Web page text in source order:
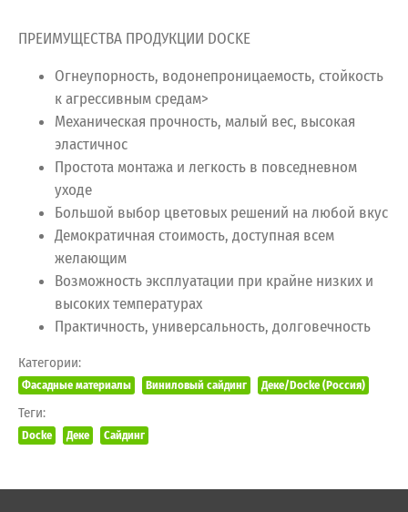
ПРЕИМУЩЕСТВА ПРОДУКЦИИ DOCKE
Огнеупорность, водонепроницаемость, стойкость
к агрессивным средам>
Механическая прочность, малый вес, высокая
эластичнос
Простота монтажа и легкость в повседневном
уходе
Большой выбор цветовых решений на любой вкус
Демократичная стоимость, доступная всем
желающим
Возможность эксплуатации при крайне низких и
высоких температурах
Практичность, универсальность, долговечность
Категории:
Фасадные материалы Виниловый сайдинг Деке/Docke (Россия)
Теги:
Docke Деке Сайдинг